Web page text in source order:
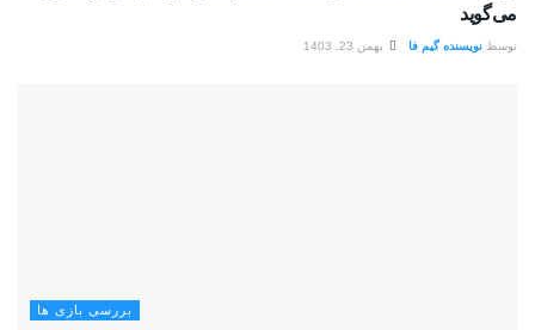
می‌گوید
توسط نویسنده گیم فا بهمن 23, 1403
بررسی بازی ها